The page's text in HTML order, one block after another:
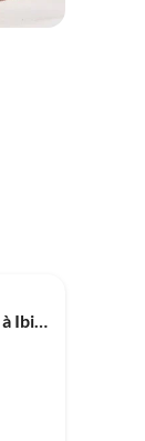
Maison de vacances Escapade à Ibipozo avec sentiers de randonnée